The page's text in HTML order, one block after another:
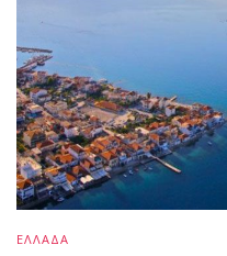
ΕΛΛΑΔΑ